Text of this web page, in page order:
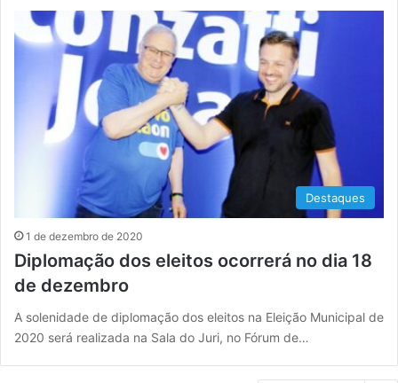
Destaques
1 de dezembro de 2020
Diplomação dos eleitos ocorrerá no dia 18
de dezembro
A solenidade de diplomação dos eleitos na Eleição Municipal de
2020 será realizada na Sala do Juri, no Fórum de…